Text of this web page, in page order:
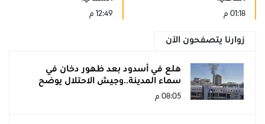
01:18 م
12:49 م
زوارنا يتصفحون الآن
هلع في أسدود بعد ظهور دخان في
سماء المدينة..وجيش الاحتلال يوضح
08:05 م